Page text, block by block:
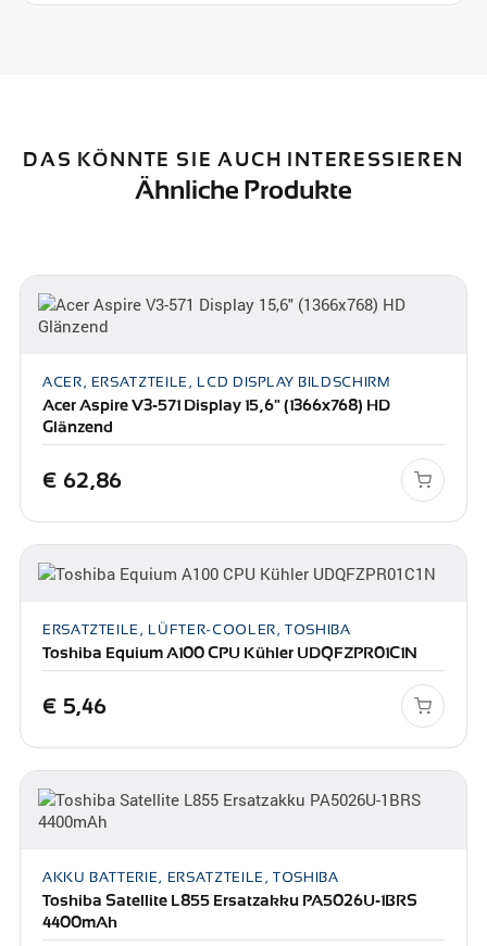
DAS KÖNNTE SIE AUCH INTERESSIEREN
Ähnliche Produkte
ACER, ERSATZTEILE, LCD DISPLAY BILDSCHIRM
Acer Aspire V3-571 Display 15,6" (1366x768) HD
Glänzend
€ 62,86
ERSATZTEILE, LÜFTER-COOLER, TOSHIBA
Toshiba Equium A100 CPU Kühler UDQFZPR01C1N
€ 5,46
AKKU BATTERIE, ERSATZTEILE, TOSHIBA
Toshiba Satellite L855 Ersatzakku PA5026U-1BRS
4400mAh